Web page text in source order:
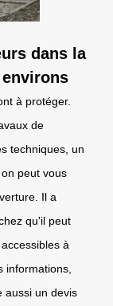
dans la
à protéger.
de
techniques, un
peut vous
Il a
qu'il peut
à
informations,
aussi un devis